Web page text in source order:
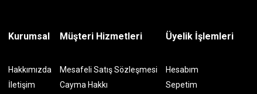
Kurumsal
Hakkımızda
İletişim
Müşteri Hizmetleri
Mesafeli Satış Sözleşmesi
Cayma Hakkı
Üyelik İşlemleri
Hesabım
Sepetim